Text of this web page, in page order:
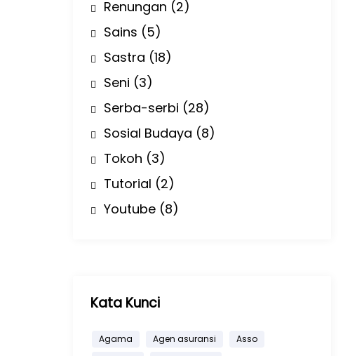
Renungan (2)
Sains (5)
Sastra (18)
Seni (3)
Serba-serbi (28)
Sosial Budaya (8)
Tokoh (3)
Tutorial (2)
Youtube (8)
Kata Kunci
Agama Agen asuransi
Asso